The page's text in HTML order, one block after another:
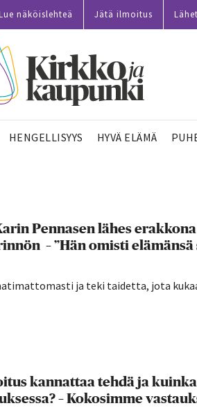
näköislehteä Jätä ilmoitus
HENGELLISYYS HYVÄ ELÄMÄ
Pennasen lähes
– ”Hän omisti
ja teki taidetta, jota
kannattaa tehdä ja
– Kokosimme